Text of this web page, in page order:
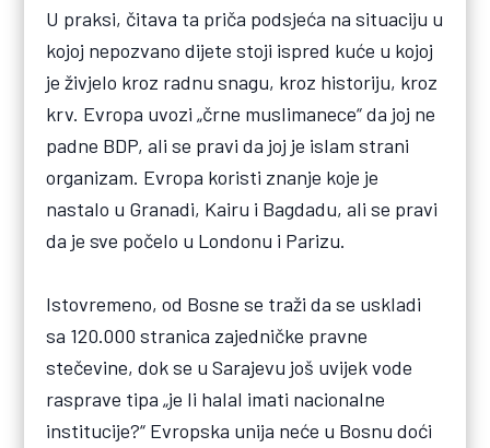
U praksi, čitava ta priča podsjeća na situaciju u
kojoj nepozvano dijete stoji ispred kuće u kojoj
je živjelo kroz radnu snagu, kroz historiju, kroz
krv. Evropa uvozi „črne muslimanece“ da joj ne
padne BDP, ali se pravi da joj je islam strani
organizam. Evropa koristi znanje koje je
nastalo u Granadi, Kairu i Bagdadu, ali se pravi
da je sve počelo u Londonu i Parizu.
Istovremeno, od Bosne se traži da se uskladi
sa 120.000 stranica zajedničke pravne
stečevine, dok se u Sarajevu još uvijek vode
rasprave tipa „je li halal imati nacionalne
institucije?“ Evropska unija neće u Bosnu doći